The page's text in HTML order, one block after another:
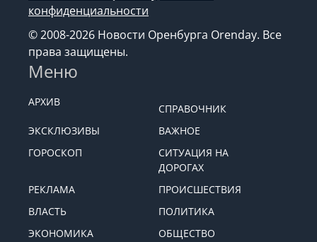
конфиденциальности
© 2008-2026 Новости Оренбурга Orenday. Все
права защищены.
Меню
АРХИВ
СПРАВОЧНИК
ЭКСКЛЮЗИВЫ
ВАЖНОЕ
ГОРОСКОП
СИТУАЦИЯ НА
ДОРОГАХ
РЕКЛАМА
ПРОИСШЕСТВИЯ
ВЛАСТЬ
ПОЛИТИКА
ЭКОНОМИКА
ОБЩЕСТВО